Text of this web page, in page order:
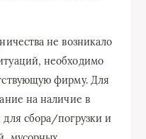
не возникало
необходимо
фирму. Для
на наличие в
сбора/погрузки и